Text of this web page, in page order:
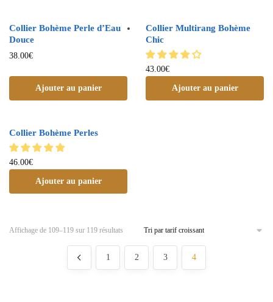
Collier Bohème Perle d’Eau
Douce
38.00€
Ajouter au panier
Collier Multirang Bohème
Chic
43.00€
Ajouter au panier
Collier Bohème Perles
46.00€
Ajouter au panier
Affichage de 109–119 sur 119 résultats
1 2 3 4